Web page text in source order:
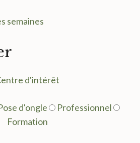
semaines
d'intérêt
d'ongle
Professionnel
Formation